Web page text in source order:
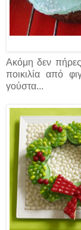
Ακόμη δεν
ποικιλία από
γούστα...